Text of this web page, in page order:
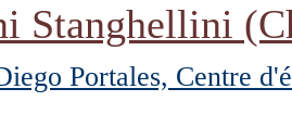
Stanghellini
Portales, Centre